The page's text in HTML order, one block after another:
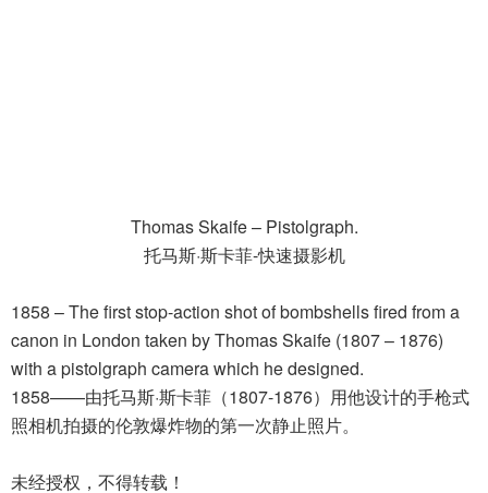
Thomas Skaife – Pistolgraph.
托马斯·斯卡菲-快速摄影机
1858 – The first stop-action shot of bombshells fired from a
canon in London taken by Thomas Skaife (1807 – 1876)
with a pistolgraph camera which he designed.
1858——由托马斯·斯卡菲（1807-1876）用他设计的手枪式
照相机拍摄的伦敦爆炸物的第一次静止照片。
未经授权，不得转载！